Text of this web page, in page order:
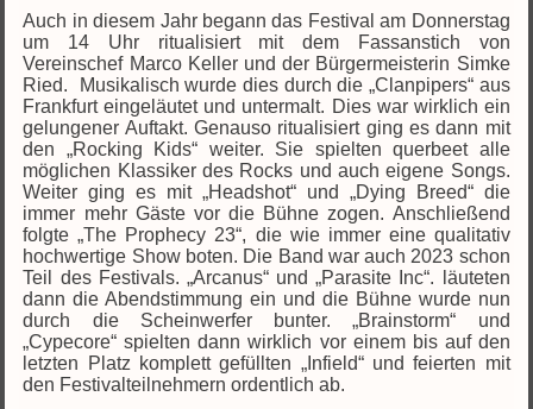
Auch in diesem Jahr begann das Festival am Donnerstag
um 14 Uhr ritualisiert mit dem Fassanstich von
Vereinschef Marco Keller und der Bürgermeisterin Simke
Ried.
Musikalisch wurde dies durch die „Clanpipers“ aus
Frankfurt eingeläutet und untermalt. Dies war wirklich ein
gelungener Auftakt. Genauso ritualisiert ging es dann mit
den „Rocking Kids“ weiter. Sie spielten querbeet alle
möglichen Klassiker des Rocks und auch eigene Songs.
Weiter ging es mit „Headshot“ und „Dying Breed“ die
immer mehr Gäste vor die Bühne zogen. Anschließend
folgte „The Prophecy 23“, die wie immer eine qualitativ
hochwertige Show boten. Die Band war auch 2023 schon
Teil des Festivals. „Arcanus“ und „Parasite Inc“. läuteten
dann die Abendstimmung ein und die Bühne wurde nun
durch die Scheinwerfer bunter. „Brainstorm“ und
„Cypecore“ spielten dann wirklich vor einem bis auf den
letzten Platz komplett gefüllten „Infield“ und feierten mit
den Festivalteilnehmern ordentlich ab.